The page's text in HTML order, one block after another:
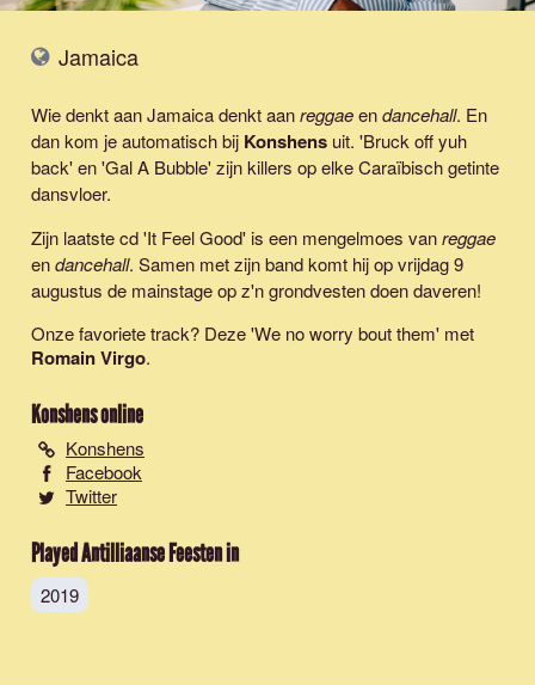
Jamaica
Wie denkt aan Jamaica denkt aanreggaeendancehall. En
dan kom je automatisch bij Konshens uit. 'Bruck off yuh
back' en 'Gal A Bubble' zijn killers op elke Caraïbisch getinte
dansvloer.
Zijn laatste cd 'It Feel Good' is een mengelmoes vanreggae
endancehall. Samen met zijn band komt hij op vrijdag 9
augustus de mainstage op z'n grondvesten doen daveren!
Onze favoriete track? Deze 'We no worry bout them' met
Romain Virgo.
Konshensonline
Konshens
Facebook
Twitter
Played Antilliaanse Feesten in
2019